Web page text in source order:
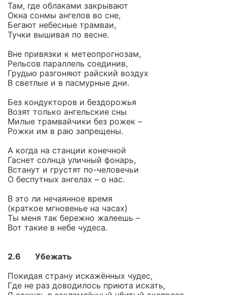
Там, где облаками закрывают
Окна сонмы ангелов во сне,
Бегают небесные трамваи,
Тучки вышивая по весне.
Вне привязки к метеопрогнозам,
Рельсов параллель соединив,
Грудью разгоняют райский воздух
В светлые и в пасмурные дни.
Без кондукторов и бездорожья
Возят только ангельские сны
Милые трамвайчики без рожек –
Рожки им в раю запрещены.
А когда на станции конечной
Гаснет солнца уличный фонарь,
Встанут и грустят по-человечьи
О беспутных ангелах – о нас.
В это ли нечаянное время
(краткое мгновенье на часах)
Ты меня так бережно жалеешь –
Вот такие в небе чудеса.
2.6 Убежать
Покидая страну искажённых чудес,
Где не раз доводилось приюта искать,